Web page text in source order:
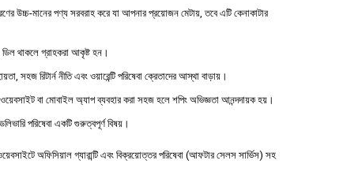
উচ্চ-মানের পণ্য সরবরাহ করে যা আপনার প্রয়োজন মেটায়, তবে এটি কেনাকাটার
ডিল থাকলে গ্রাহকরা আকৃষ্ট হন।
সহজ রিটার্ন নীতি এবং ওয়ারেন্টি পরিষেবা ক্রেতাদের আস্থা বাড়ায়।
বা মোবাইল অ্যাপ ব্যবহার করা সহজ হলে শপিং অভিজ্ঞতা আনন্দদায়ক হয়।
পরিষেবা একটি গুরুত্বপূর্ণ বিষয়।
অফিসিয়াল গ্যারান্টি এবং বিক্রয়োত্তর পরিষেবা (আফটার সেলস সার্ভিস) সহ